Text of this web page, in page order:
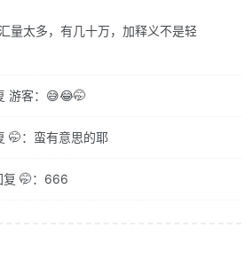
量太多，有几十万，加释义不是轻
游客：😅😂🤭
🤭：蛮有意思的耶
复 🤭：666